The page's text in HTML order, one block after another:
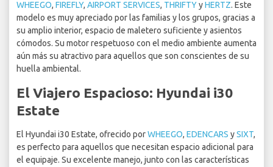
WHEEGO, FIREFLY, AIRPORT SERVICES, THRIFTYyHERTZ. Este
modelo es muy apreciado por las familias y los grupos, gracias a
su amplio interior, espacio de maletero suficiente y asientos
cómodos. Su motor respetuoso con el medio ambiente aumenta
aún más su atractivo para aquellos que son conscientes de su
huella ambiental.
El Viajero Espacioso: Hyundai i30
Estate
El Hyundai i30 Estate, ofrecido porWHEEGO, EDENCARS ySIXT,
es perfecto para aquellos que necesitan espacio adicional para
el equipaje. Su excelente manejo, junto con las características